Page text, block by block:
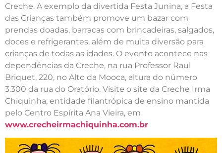
Creche. A exemplo da divertida Festa Junina, a Festa
das Crianças também promove um bazar com
prendas doadas, barracas com brincadeiras, salgados,
doces e refrigerantes, além de muita diversão para
crianças de todas as idades. O evento acontece nas
dependências da Creche, na rua Professor Raul
Briquet, 220, no Alto da Mooca, altura do número
3.300 da rua do Oratório. Visite o site da Creche Irma
Chiquinha, entidade filantrópica de ensino mantida
pelo Centro Espírita Ana Vieira, em
www.crecheirmachiquinha.com.br